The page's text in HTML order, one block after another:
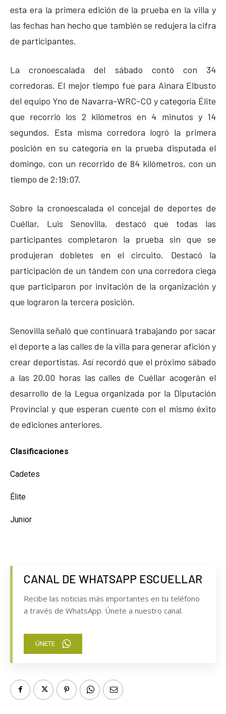
esta era la primera edición de la prueba en la villa y
las fechas han hecho que también se redujera la cifra
de participantes.
La cronoescalada del sábado contó con 34
corredoras. El mejor tiempo fue para Ainara Elbusto
del equipo Yno de Navarra-WRC-CO y categoría Élite
que recorrió los 2 kilómetros en 4 minutos y 14
segundos. Esta misma corredora logró la primera
posición en su categoría en la prueba disputada el
domingo, con un recorrido de 84 kilómetros, con un
tiempo de 2:19:07.
Sobre la cronoescalada el concejal de deportes de
Cuéllar, Luis Senovilla, destacó que todas las
participantes completaron la prueba sin que se
produjeran dobletes en el circuito. Destacó la
participación de un tándem con una corredora ciega
que participaron por invitación de la organización y
que lograron la tercera posición.
Senovilla señaló que continuará trabajando por sacar
el deporte a las calles de la villa para generar afición y
crear deportistas. Así recordó que el próximo sábado
a las 20.00 horas las calles de Cuéllar acogerán el
desarrollo de la Legua organizada por la Diputación
Provincial y que esperan cuente con el mismo éxito
de ediciones anteriores.
Clasificaciones
Cadetes
Élite
Junior
CANAL DE WHATSAPP ESCUELLAR
Recibe las noticias más importantes en tu teléfono
a través de WhatsApp. Únete a nuestro canal.
ÚNETE